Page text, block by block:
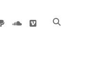
paypalsoundcloud
vimeo